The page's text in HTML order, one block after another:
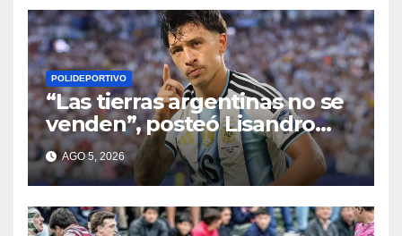
POLIDEPORTIVO
“Las tierras argentinas no se
venden”, posteó Lisandro
Martínez
AGO 5, 2026